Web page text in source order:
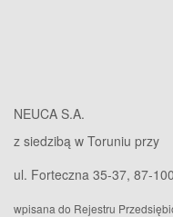
NEUCA S.A.
z siedzibą w Toruniu przy
ul. Forteczna 35-37, 87-
wpisana do Rejestru